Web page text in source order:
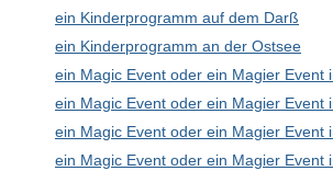
ein Kinderprogramm auf dem Darß
ein Kinderprogramm an der Ostsee
ein Magic Event oder ein Magier Event
ein Magic Event oder ein Magier Event
ein Magic Event oder ein Magier Event
ein Magic Event oder ein Magier Event